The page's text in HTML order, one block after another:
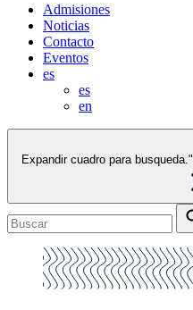
Admisiones
Noticias
Contacto
Eventos
es
es
en
Expandir cuadro para busqueda."